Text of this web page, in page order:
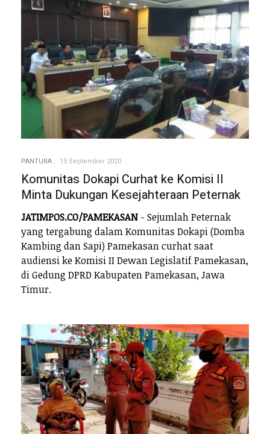
PANTURA 15 September 2020
Komunitas Dokapi Curhat ke Komisi II
Minta Dukungan Kesejahteraan Peternak
JATIMPOS.CO/PAMEKASAN - Sejumlah Peternak
yang tergabung dalam Komunitas Dokapi (Domba
Kambing dan Sapi) Pamekasan curhat saat
audiensi ke Komisi II Dewan Legislatif Pamekasan,
di Gedung DPRD Kabupaten Pamekasan, Jawa
Timur.